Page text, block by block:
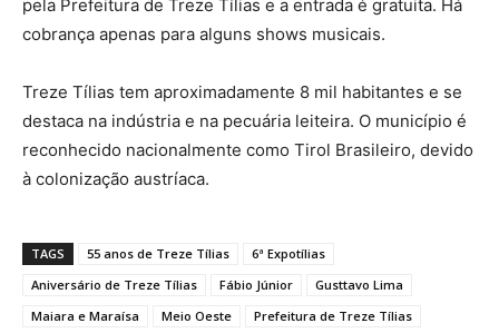
pela Prefeitura de Treze Tílias e a entrada é gratuita. Há
cobrança apenas para alguns shows musicais.
Treze Tílias tem aproximadamente 8 mil habitantes e se
destaca na indústria e na pecuária leiteira. O município é
reconhecido nacionalmente como Tirol Brasileiro, devido
à colonização austríaca.
TAGS 55 anos de Treze Tílias
6ª Expotílias
Aniversário de Treze Tílias
Fábio Júnior
Gusttavo Lima
Maiara e Maraísa
Meio Oeste
Prefeitura de Treze Tílias